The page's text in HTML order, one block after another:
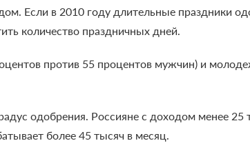
Если в 2010 году длительные праздники
количество праздничных дней.
против 55 процентов мужчин) и
одобрения. Россияне с доходом менее
более 45 тысяч в месяц.